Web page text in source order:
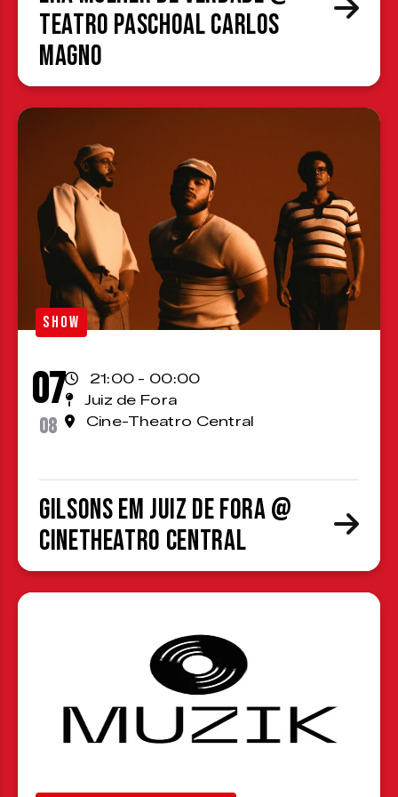
Teatro Paschoal Carlos
Magno
SHOW
07
08
21:00 - 00:00
Juiz de Fora
Cine-Theatro Central
Gilsons em Juiz de Fora @
CineTheatro Central